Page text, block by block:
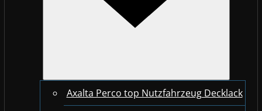
Axalta Perco top Nutzfahrzeug Decklack